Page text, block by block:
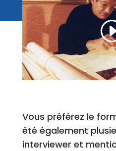
Vous préférez le
été également
interviewer et